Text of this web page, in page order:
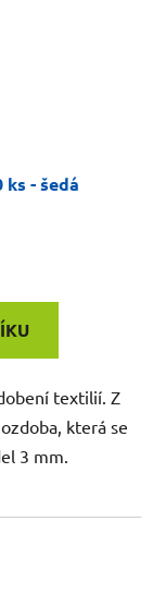
ks - šedá
textilií. Z
která se
3 mm.